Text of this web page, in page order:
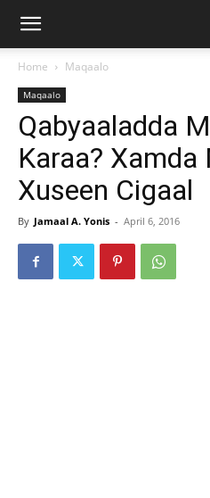
Home Maqaalo
Maqaalo
Qabyaaladda
Karaa? Xamda
Xuseen Cigaal
By Jamaal A. Yonis - April 6, 2016